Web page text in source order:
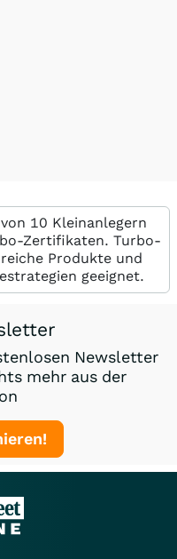
10 Kleinanlegern
Zertifikaten. Turbo-
Produkte und
geeignet.
Newsletter
mehr aus der